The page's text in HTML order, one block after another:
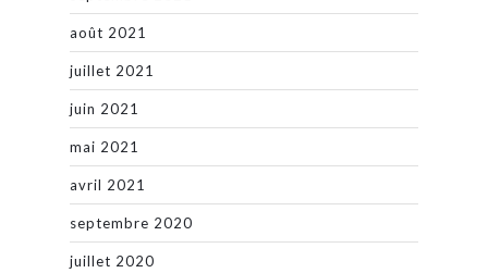
août 2021
juillet 2021
juin 2021
mai 2021
avril 2021
septembre 2020
juillet 2020